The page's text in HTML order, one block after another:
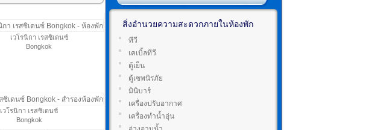
เวโรนิกา เรสซิเดนซ์
Bongkok
เวโรนิกา เรสซิเดนซ์
Bongkok
สิ่งอำนวยความสะดวกภายในห้องพัก
ทีวี
เคเบิ้ลทีวี
ตู้เย็น
ตู้เซพนิรภัย
มินิบาร์
เครื่องปรับอากาศ
เครื่องทำน้ำอุ่น